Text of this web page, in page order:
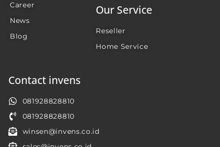
Career
News
Blog
Our Service
Reseller
Home Service
Contact invens
081928828810
081928828810
winsen@invens.co.id